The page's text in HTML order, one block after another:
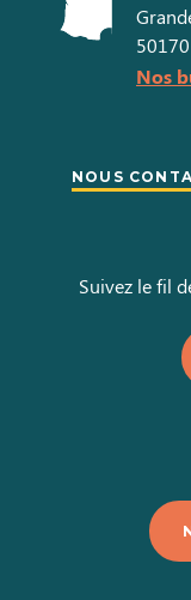
50170
Nos
NOUS
Suivez le fil